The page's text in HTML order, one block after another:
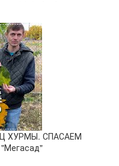
вид.
устойчива. При
экзотическое
или тля.
способна
гуава
влаги, который
Регулировка полива,
качественного
ХУРМЫ. СПАСАЕМ